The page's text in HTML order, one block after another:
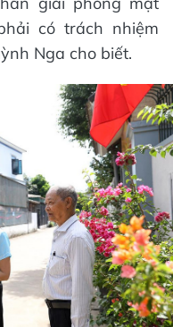
có trách nhiệm
Nga cho biết.